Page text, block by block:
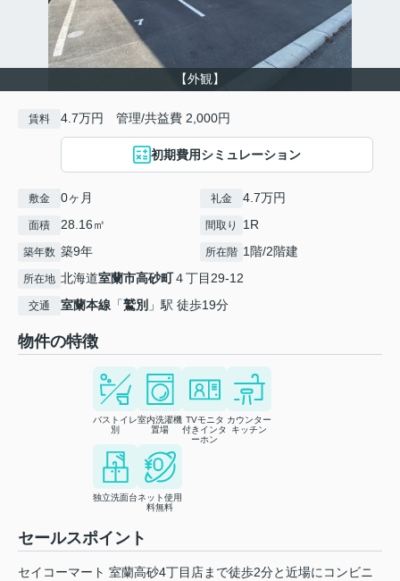
【外観】
賃料 4.7万円 管理/共益費 2,000円
初期費用シミュレーション
敷金 0ヶ月 礼金 4.7万円
面積 28.16㎡ 間取り 1R
築年数 築9年 所在階 1階/2階建
所在地 北海道室蘭市高砂町４丁目29-12
交通 室蘭本線 「鷲別 」駅 徒歩19分
物件の特徴
バストイレ
別
室内洗濯機
置場
TVモニタ
付きインタ
ーホン
カウンター
キッチン
独立洗面台ネット使用
料無料
セールスポイント
セイコーマート 室蘭高砂4丁目店まで徒歩2分と近場にコンビニ